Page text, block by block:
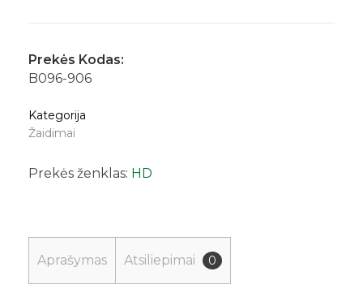
Prekės Kodas:
B096-906
Kategorija
Žaidimai
Prekės ženklas: HD
Aprašymas Atsiliepimai 0